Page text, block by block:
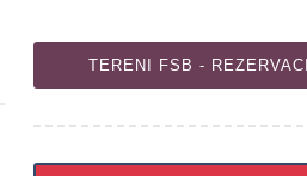
TERENI FSB -